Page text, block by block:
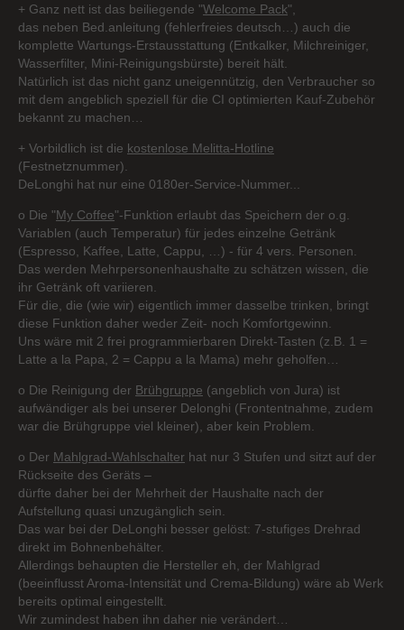
+ Ganz nett ist das beiliegende "Welcome Pack",
das neben Bed.anleitung (fehlerfreies deutsch…) auch die
komplette Wartungs-Erstausstattung (Entkalker, Milchreiniger,
Wasserfilter, Mini-Reinigungsbürste) bereit hält.
Natürlich ist das nicht ganz uneigennützig, den Verbraucher so
mit dem angeblich speziell für die CI optimierten Kauf-Zubehör
bekannt zu machen…
+ Vorbildlich ist die kostenlose Melitta-Hotline
(Festnetznummer).
DeLonghi hat nur eine 0180er-Service-Nummer...
o Die "My Coffee"-Funktion erlaubt das Speichern der o.g.
Variablen (auch Temperatur) für jedes einzelne Getränk
(Espresso, Kaffee, Latte, Cappu, …) - für 4 vers. Personen.
Das werden Mehrpersonenhaushalte zu schätzen wissen, die
ihr Getränk oft variieren.
Für die, die (wie wir) eigentlich immer dasselbe trinken, bringt
diese Funktion daher weder Zeit- noch Komfortgewinn.
Uns wäre mit 2 frei programmierbaren Direkt-Tasten (z.B. 1 =
Latte a la Papa, 2 = Cappu a la Mama) mehr geholfen…
o Die Reinigung der Brühgruppe (angeblich von Jura) ist
aufwändiger als bei unserer Delonghi (Frontentnahme, zudem
war die Brühgruppe viel kleiner), aber kein Problem.
o Der Mahlgrad-Wahlschalter hat nur 3 Stufen und sitzt auf der
Rückseite des Geräts –
dürfte daher bei der Mehrheit der Haushalte nach der
Aufstellung quasi unzugänglich sein.
Das war bei der DeLonghi besser gelöst: 7-stufiges Drehrad
direkt im Bohnenbehälter.
Allerdings behaupten die Hersteller eh, der Mahlgrad
(beeinflusst Aroma-Intensität und Crema-Bildung) wäre ab Werk
bereits optimal eingestellt.
Wir zumindest haben ihn daher nie verändert…